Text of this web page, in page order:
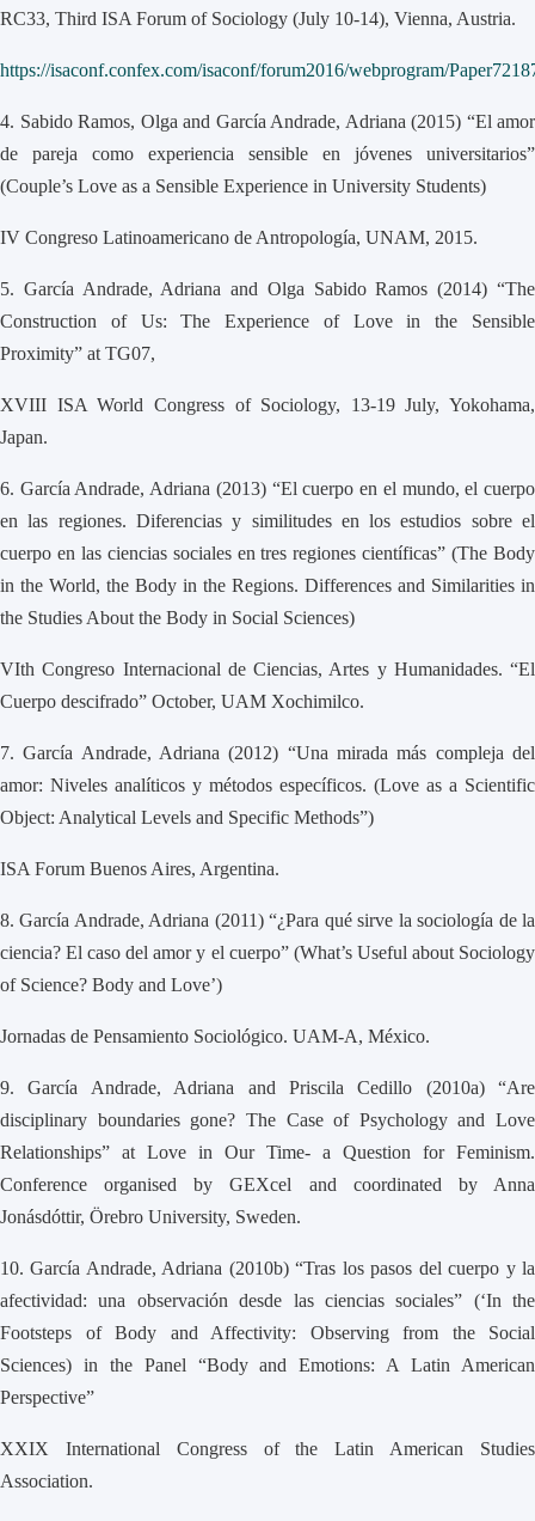
RC33, Third ISA Forum of Sociology (July 10-14), Vienna, Austria.
https://isaconf.confex.com/isaconf/forum2016/webprogram/
4. Sabido Ramos, Olga and García Andrade, Adriana (2015) “El amor
de pareja como experiencia sensible en jóvenes universitarios”
(Couple’s Love as a Sensible Experience in University Students)
IV Congreso Latinoamericano de Antropología, UNAM, 2015.
5. García Andrade, Adriana and Olga Sabido Ramos (2014) “The
Construction of Us: The Experience of Love in the Sensible
Proximity” at TG07,
XVIII ISA World Congress of Sociology, 13-19 July, Yokohama,
Japan.
6. García Andrade, Adriana (2013) “El cuerpo en el mundo, el cuerpo
en las regiones. Diferencias y similitudes en los estudios sobre el
cuerpo en las ciencias sociales en tres regiones científicas” (The Body
in the World, the Body in the Regions. Differences and Similarities in
the Studies About the Body in Social Sciences)
VIth Congreso Internacional de Ciencias, Artes y Humanidades. “El
Cuerpo descifrado” October, UAM Xochimilco.
7. García Andrade, Adriana (2012) “Una mirada más compleja del
amor: Niveles analíticos y métodos específicos. (Love as a Scientific
Object: Analytical Levels and Specific Methods”)
ISA Forum Buenos Aires, Argentina.
8. García Andrade, Adriana (2011) “¿Para qué sirve la sociología de la
ciencia? El caso del amor y el cuerpo” (What’s Useful about Sociology
of Science? Body and Love’)
Jornadas de Pensamiento Sociológico. UAM-A, México.
9.
García Andrade, Adriana and Priscila Cedillo (2010a) “Are
disciplinary boundaries gone? The Case of Psychology and Love
Relationships” at Love in Our Time- a Question for Feminism.
Conference organised by GEXcel and coordinated by Anna
Jonásdóttir, Örebro University, Sweden.
10. García Andrade, Adriana (2010b) “Tras los pasos del cuerpo y la
afectividad: una observación desde las ciencias sociales” (‘In the
Footsteps of Body and Affectivity: Observing from the Social
Sciences) in the Panel “Body and Emotions: A Latin American
Perspective”
XXIX International Congress of the Latin American Studies
Association.